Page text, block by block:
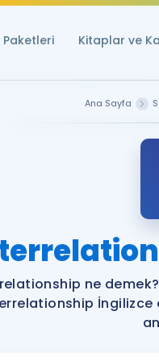
Paketleri Kitaplar ve
Ana Sayfa
ne
İngilizce